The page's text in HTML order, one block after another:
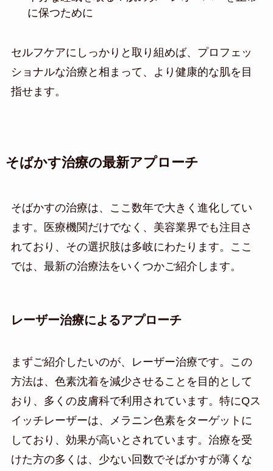
に保つために
セルフケアにしっかりと取り組めば、プロフェッ
ショナルな治療と相まって、より健康的な肌を目
指せます。
そばかす治療の最新アプローチ
そばかすの治療は、ここ数年で大きく進化してい
ます。医療機関だけでなく、美容業界でも注目さ
れており、その選択肢は多岐にわたります。ここ
では、最新の治療法をいくつかご紹介します。
レーザー治療によるアプローチ
まずご紹介したいのが、レーザー治療です。この
方法は、色素沈着を減少させることを目的として
おり、多くの皮膚科で利用されています。特にQス
イッチレーザーは、メラニン色素をターゲットに
しており、効果が高いとされています。治療を受
けた方の多くは、少ない回数でそばかすが薄くな